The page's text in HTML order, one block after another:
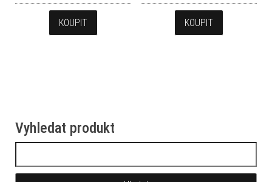
KOUPIT KOUPIT
Vyhledat produkt